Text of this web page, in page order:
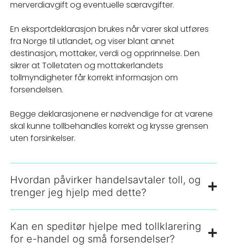
merverdiavgift og eventuelle særavgifter.
En eksportdeklarasjon brukes når varer skal utføres
fra Norge til utlandet, og viser blant annet
destinasjon, mottaker, verdi og opprinnelse. Den
sikrer at Tolletaten og mottakerlandets
tollmyndigheter får korrekt informasjon om
forsendelsen.
Begge deklarasjonene er nødvendige for at varene
skal kunne tollbehandles korrekt og krysse grensen
uten forsinkelser.
Hvordan påvirker handelsavtaler toll, og
trenger jeg hjelp med dette?
Kan en speditør hjelpe med tollklarering
for e-handel og små forsendelser?